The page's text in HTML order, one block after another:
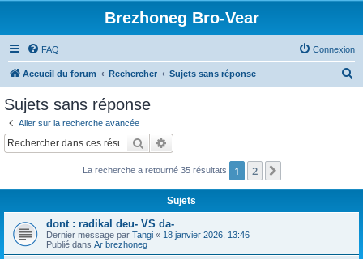
Brezhoneg Bro-Vear
FAQ Connexion
Accueil du forum Rechercher Sujets sans réponse
c
Sujets sans réponse
Aller sur la recherche avancée
Rechercher
La recherche a retourné 35 résultats 1 2
Sujets
dont : radikal deu- VS da-
Dernier message par Tangi « 18 janvier 2026, 13:46
Publié dans Ar brezhoneg